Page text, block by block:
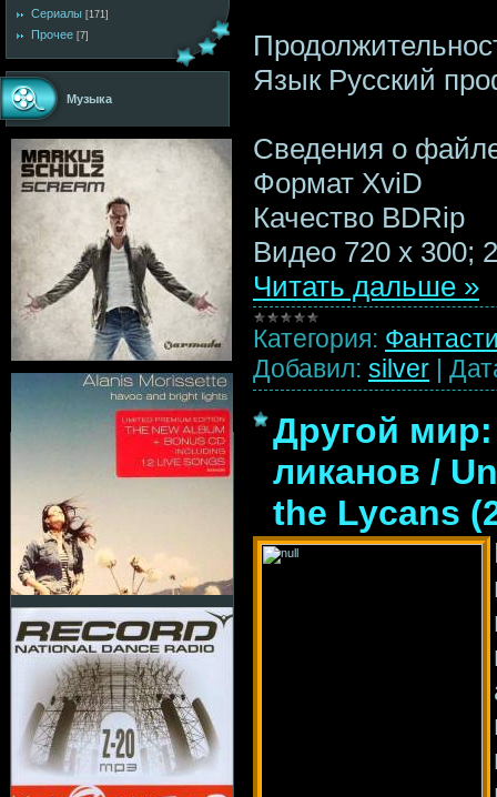
Сериалы [171]
Прочее [7]
Музыка
Язык Русский
Сведения о
Формат XviD
Качество BDRip
Видео 720 x 300;
Читать дальше »
Категория:
Добавил: silver |
Другой
ликанов /
the Lycans